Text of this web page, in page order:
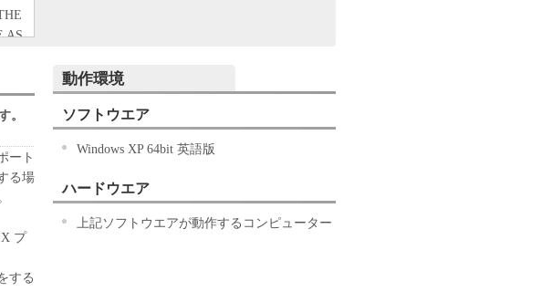
AS
to
。
ート
る場
プ
する
動作環境
ソフトウエア
Windows XP 64bit 英語版
ハードウエア
上記ソフトウエアが動作するコンピューター